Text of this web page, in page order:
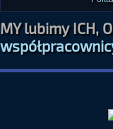
MY lubimy ICH,